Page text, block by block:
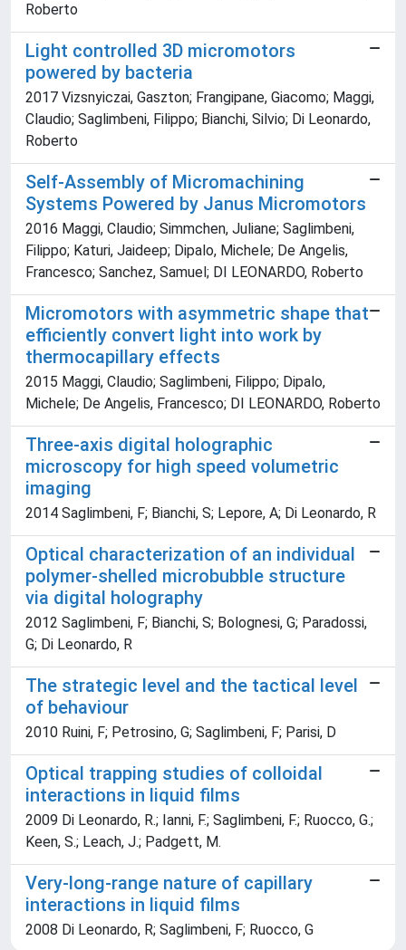
Roberto
Light controlled 3D micromotors
powered by bacteria
2017 Vizsnyiczai, Gaszton; Frangipane, Giacomo; Maggi,
Claudio; Saglimbeni, Filippo; Bianchi, Silvio; Di Leonardo,
Roberto
Self-Assembly of Micromachining
Systems Powered by Janus Micromotors
2016 Maggi, Claudio; Simmchen, Juliane; Saglimbeni,
Filippo; Katuri, Jaideep; Dipalo, Michele; De Angelis,
Francesco; Sanchez, Samuel; DI LEONARDO, Roberto
Micromotors with asymmetric shape that
efficiently convert light into work by
thermocapillary effects
2015 Maggi, Claudio; Saglimbeni, Filippo; Dipalo,
Michele; De Angelis, Francesco; DI LEONARDO, Roberto
Three-axis digital holographic
microscopy for high speed volumetric
imaging
2014 Saglimbeni, F; Bianchi, S; Lepore, A; Di Leonardo, R
Optical characterization of an individual
polymer-shelled microbubble structure
via digital holography
2012 Saglimbeni, F; Bianchi, S; Bolognesi, G; Paradossi,
G; Di Leonardo, R
The strategic level and the tactical level
of behaviour
2010 Ruini, F; Petrosino, G; Saglimbeni, F; Parisi, D
Optical trapping studies of colloidal
interactions in liquid films
2009 Di Leonardo, R.; Ianni, F.; Saglimbeni, F.; Ruocco, G.;
Keen, S.; Leach, J.; Padgett, M.
Very-long-range nature of capillary
interactions in liquid films
2008 Di Leonardo, R; Saglimbeni, F; Ruocco, G